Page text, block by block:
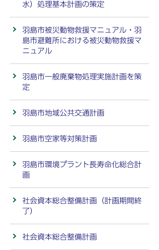
水）処理基本計画の策定
羽島市被災動物救援マニュアル・羽
島市避難所における被災動物救援マ
ニュアル
羽島市一般廃棄物処理実施計画を策
定
羽島市地域公共交通計画
羽島市空家等対策計画
羽島市環境プラント長寿命化総合計
画
社会資本総合整備計画（計画期間終
了）
社会資本総合整備計画